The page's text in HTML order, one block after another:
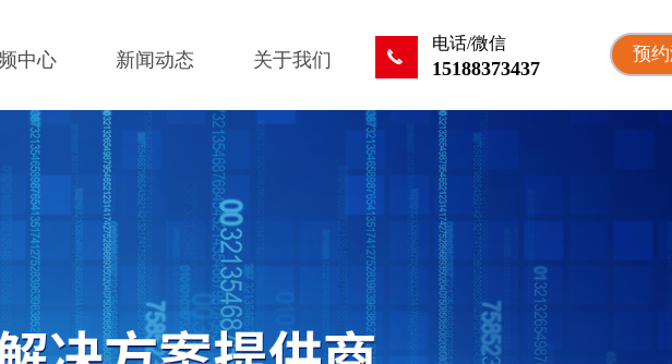
끅
电话/微信
15188373437
中心 新闻动态 关于我们 预